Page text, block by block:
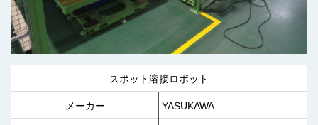
スポット溶接ロボット
メーカー YASUKAWA